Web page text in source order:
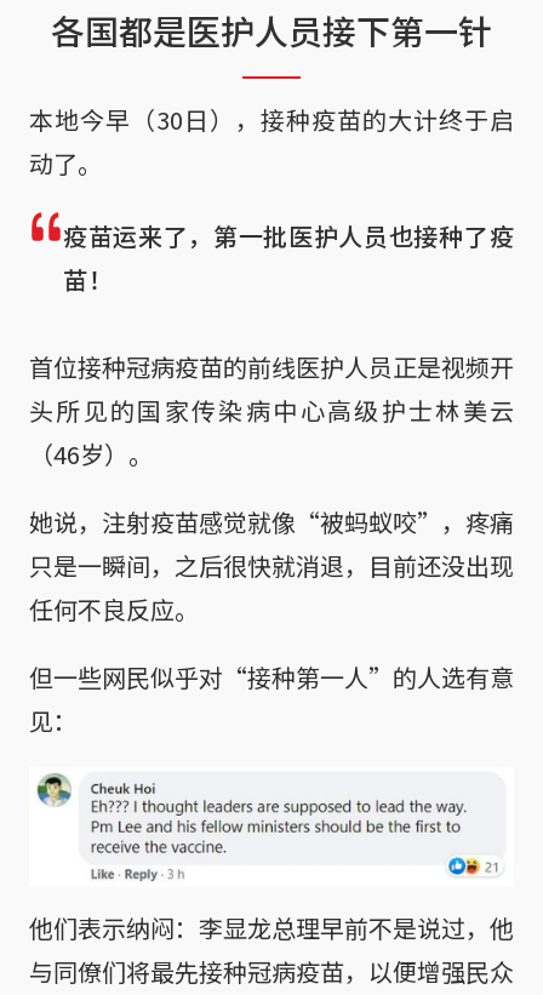
各国都是医护人员接下第一针
本地今早（30日），接种疫苗的大计终于启
动了。
疫苗运来了，第一批医护人员也接种了疫
苗！
首位接种冠病疫苗的前线医护人员正是视频开
头所见的国家传染病中心高级护士林美云
（46岁）。
她说，注射疫苗感觉就像“被蚂蚁咬”，疼痛
只是一瞬间，之后很快就消退，目前还没出现
任何不良反应。
但一些网民似乎对“接种第一人”的人选有意
见：
他们表示纳闷：李显龙总理早前不是说过，他
与同僚们将最先接种冠病疫苗，以便增强民众